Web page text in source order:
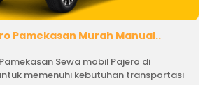
Pamekasan Murah Manual..
Sewa mobil Pajero di
memenuhi kebutuhan transportasi